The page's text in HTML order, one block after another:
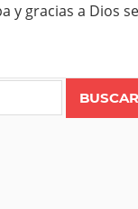
y gracias a Dios